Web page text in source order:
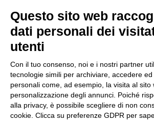
Questo sito web
dati personali dei
utenti
Con il tuo consenso, noi e i nostri partner
tecnologie simili per archiviare, accedere
personali come, ad esempio, la visita al sito
personalizzazione degli annunci. Poiché
alla privacy, è possibile scegliere di non
cookie. Clicca su preferenze GDPR per